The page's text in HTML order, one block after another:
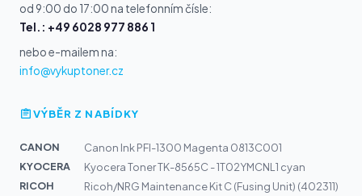
od 9:00 do 17:00 na telefonním čísle:
Tel.: +49 6028 977 886 1
nebo e-mailem na:
info@vykuptoner.cz
VÝBĚR Z NABÍDKY
CANON
Canon Ink PFI-1300 Magenta 0813C001
KYOCERA
Kyocera Toner TK-8565C - 1T02YMCNL1 cyan
RICOH
Ricoh/NRG Maintenance Kit C (Fusing Unit) (402311)